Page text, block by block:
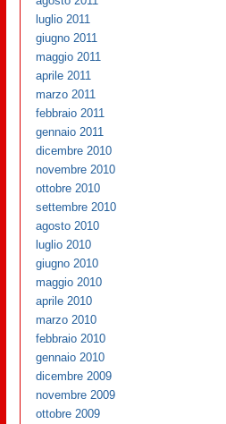
luglio 2011
giugno 2011
maggio 2011
aprile 2011
marzo 2011
febbraio 2011
gennaio 2011
dicembre 2010
novembre 2010
ottobre 2010
settembre 2010
agosto 2010
luglio 2010
giugno 2010
maggio 2010
aprile 2010
marzo 2010
febbraio 2010
gennaio 2010
dicembre 2009
novembre 2009
ottobre 2009